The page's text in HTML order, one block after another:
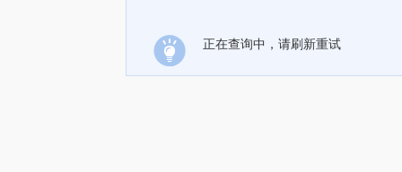
正在查询中，请刷新重试